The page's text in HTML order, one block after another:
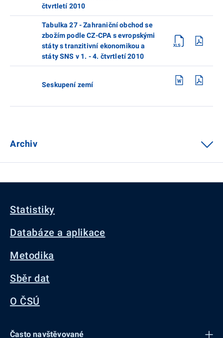
čtvrtletí 2010
Tabulka 27 - Zahraniční obchod se
zbožím podle CZ-CPA s evropskými
státy s tranzitivní ekonomikou a
státy SNS v 1. - 4. čtvrtletí 2010
Seskupení zemí
Archiv
Statistiky
Databáze a aplikace
Metodika
Sběr dat
O ČSÚ
Často navštěvované